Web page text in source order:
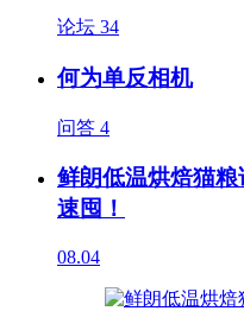
论坛 34
何为单反相机
问答 4
鲜朗低温烘焙猫
速囤！
08.04